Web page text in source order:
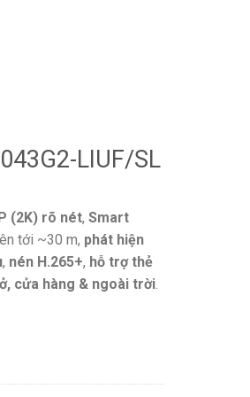
LIUF/SL
(2K) rõ nét, Smart
tới ~30 m, phát hiện
, nén H.265+, hỗ trợ thẻ
cửa hàng & ngoài trời